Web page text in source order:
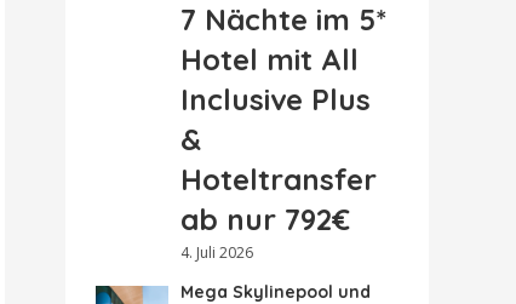
7 Nächte im 5*
Hotel mit All
Inclusive Plus
&
Hoteltransfer
ab nur 792€
4. Juli 2026
Mega Skylinepool und